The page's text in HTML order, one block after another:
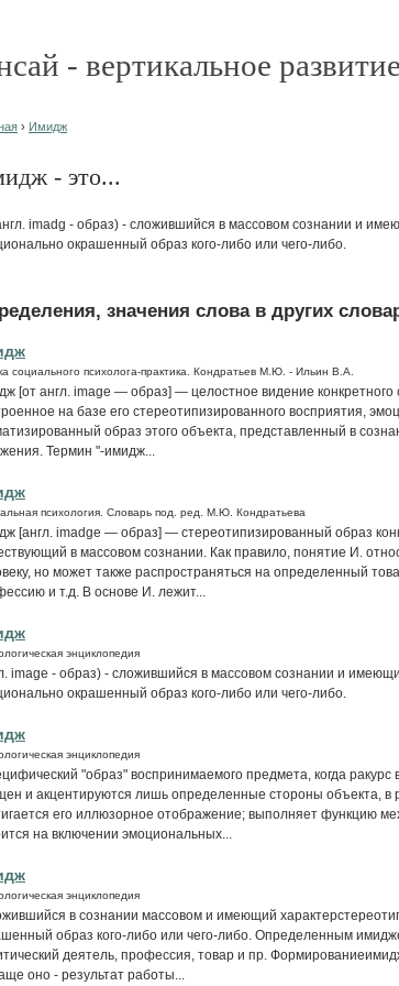
- вертикальное развитие
› Имидж
- это...
imadg - образ) - сложившийся в массовом сознании и
окрашенный образ кого-либо или чего-либо.
значения слова в других
социального психолога-практика. Кондратьев М.Ю. - Ильин В.А.
[от англ. image — образ] — целостное видение конкретного
на базе его стереотипизированного восприятия,
образ этого объекта, представленный в
Термин "-имидж...
психология. Словарь под. ред. М.Ю. Кондратьева
[англ. imadge — образ] — стереотипизированный образ
в массовом сознании. Как правило, понятие И.
но может также распространяться на определенный
и т.д. В основе И. лежит...
энциклопедия
image - образ) - сложившийся в массовом сознании и
окрашенный образ кого-либо или чего-либо.
энциклопедия
"образ" воспринимаемого предмета, когда
и акцентируются лишь определенные стороны объекта, в
его иллюзорное отображение; выполняет функцию
на включении эмоциональных...
энциклопедия
в сознании массовом и имеющий
образ кого-либо или чего-либо. Определенным
деятель, профессия, товар и пр.
оно - результат работы...